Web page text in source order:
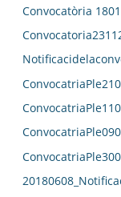
Convocatòria